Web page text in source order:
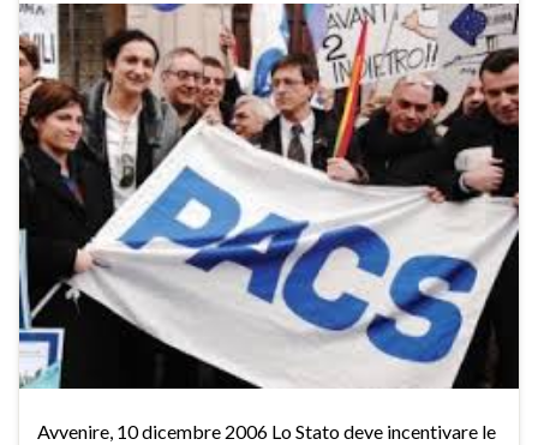
Avvenire, 10 dicembre 2006 Lo Stato deve incentivare le